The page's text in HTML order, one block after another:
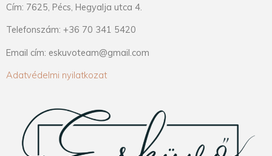
Cím: 7625, Pécs, Hegyalja utca 4.
Telefonszám: +36 70 341 5420
Email cím: eskuvoteam@gmail.com
Adatvédelmi nyilatkozat